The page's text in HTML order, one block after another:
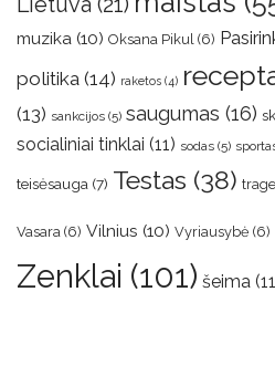
muzika (10) Oksana Pikul (6)
politika (14) raketos (4)
(13) sankcijos (5) saugumas (16)
socialiniai tinklai (11) sodas (5)
teisėsauga (7) Testas (38)
Vasara (6) Vilnius (10) Vyriausybė (6)
Zenklai (101) šeima